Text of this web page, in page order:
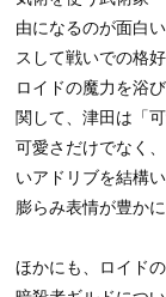
由になるのが面白
スして戦いでの格
ロイドの魔力を浴
関して、津田は「
可愛さだけでなく
いアドリブを結構
膨らみ表情が豊か
ほかにも、ロイド